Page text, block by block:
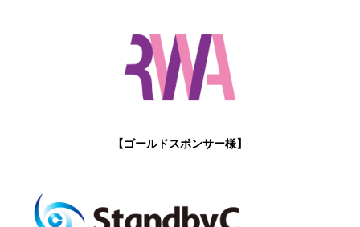
【ゴールドスポンサー様】